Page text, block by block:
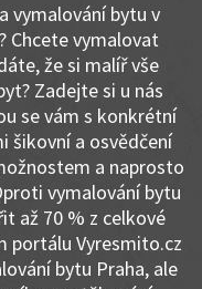
vymalování bytu v
Chcete vymalovat
že si malíř vše
Zadejte si u nás
se vám s konkrétní
šikovní a osvědčení
a naprosto
vymalování bytu
až 70 % z celkové
portálu Vyresmito.cz
bytu Praha, ale